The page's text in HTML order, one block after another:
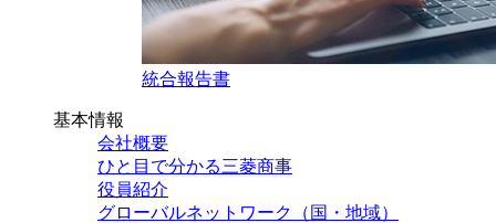
統合報告書
基本情報
会社概要
ひと目で分かる三菱商事
役員紹介
グローバルネットワーク（国・地域）